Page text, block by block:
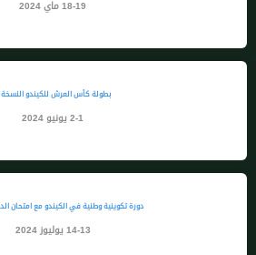
18-19 ماي 2024
بطولة كأس العرش للكيندو النسخة
2-1 يونيو 2024
دورة تكوينية وطنية في الكيندو مع امتحان
14-13 يوليوز 2024